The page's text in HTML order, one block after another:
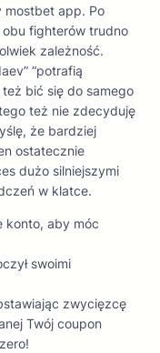
mostbet app. Po
fighterów trudno
zależność.
“potrafią
bić się do samego
też nie zdecyduję
że bardziej
ostatecznie
dużo silniejszymi
w klatce.
konto, aby móc
swoimi
zwycięzcę
Twój coupon